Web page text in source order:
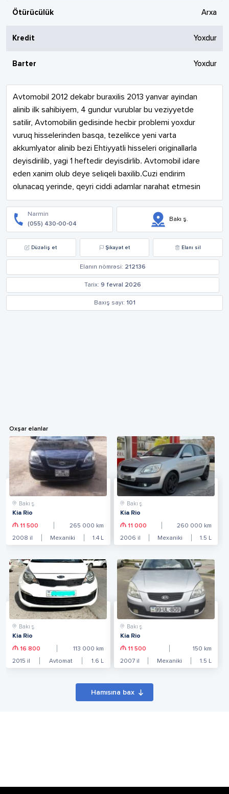
Ötürücülük Arxa
Kredit Yoxdur
Barter Yoxdur
Avtomobil 2012 dekabr buraxilis 2013 yanvar ayindan
alinib ilk sahibiyem, 4 gundur vurublar bu veziyyetde
satilir, Avtomobilin gedisinde hecbir problemi yoxdur
vuruq hisselerinden basqa, tezelikce yeni varta
akkumlyator alinib bezi Ehtiyyatli hisseleri originallarla
deyisdirilib, yagi 1 heftedir deyisdirlib. Avtomobil idare
eden xanim olub deye seliqeli baxilib.Cuzi endirim
olunacaq yerinde, qeyri ciddi adamlar narahat etmesin
Narmin
(055) 430-00-04
Bakı ş.
Düzəliş et Şikayət et Elanı sil
Elanın nömrəsi: 212136
Tarix: 9 fevral 2026
Baxış sayı: 101
Oxşar elanlar
Bakı ş.
Kia Rio
11 500 265 000 km
2008 il Mexaniki 1.4 L
Bakı ş.
Kia Rio
11 000 260 000 km
2006 il Mexaniki 1.5 L
Bakı ş.
Kia Rio
16 800 113 000 km
2015 il Avtomat 1.6 L
Bakı ş.
Kia Rio
11 500 150 km
2007il Mexaniki 1.5 L
Hamısına bax